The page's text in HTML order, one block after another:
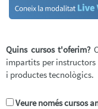
Quins cursos t'oferim?
impartits per
i productes tecnològics.
Veure només cursos